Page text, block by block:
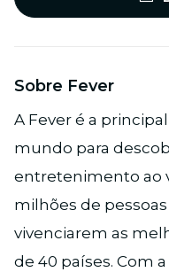
Sobre Fever
A Fever é a
mundo para
entretenimento ao
milhões de
vivenciarem as
de 40 países. Com